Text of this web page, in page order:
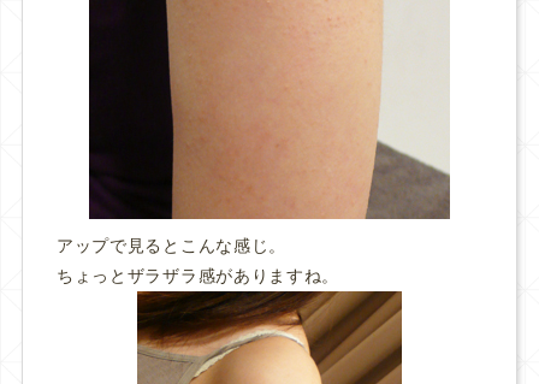
アップで見るとこんな感じ。
ちょっとザラザラ感がありますね。